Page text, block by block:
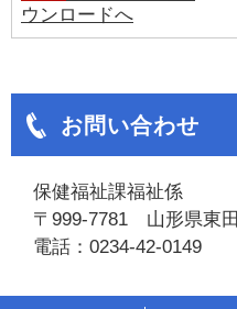
ウンロードへ
お問い合わせ
保健福祉課福祉係
〒999-7781 山形県東
電話：0234-42-0149